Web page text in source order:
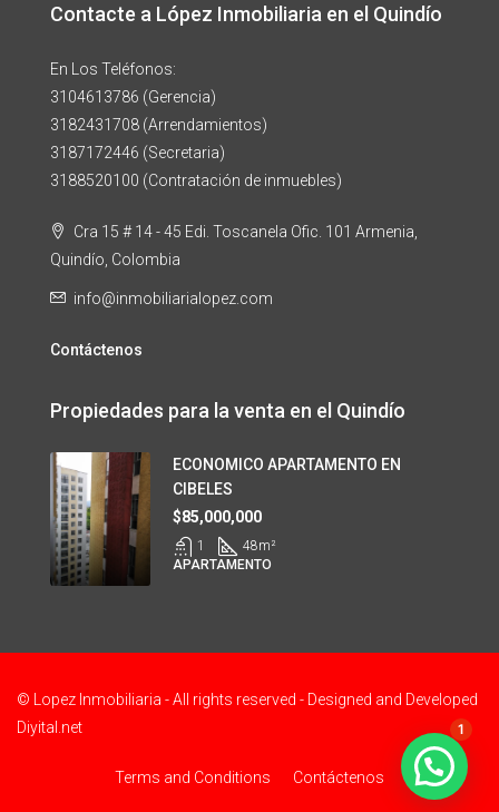
Contacte a López Inmobiliaria en el Quindío
En Los Teléfonos:
3104613786 (Gerencia)
3182431708 (Arrendamientos)
3187172446 (Secretaria)
3188520100 (Contratación de inmuebles)
Cra 15 # 14 - 45 Edi. Toscanela Ofic. 101 Armenia,
Quindío, Colombia
info@inmobiliarialopez.com
Contáctenos
Propiedades para la venta en el Quindío
ECONOMICO APARTAMENTO EN
CIBELES
$85,000,000
1 48m²
APARTAMENTO
© Lopez Inmobiliaria - All rights reserved - Designed and Developed
Diyital.net
Terms and Conditions Contáctenos
1